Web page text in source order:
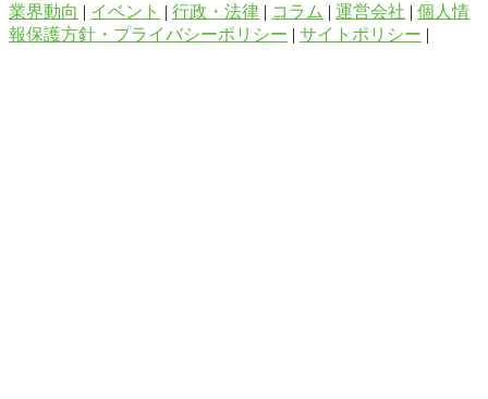
業界動向 | イベント | 行政・法律 | コラム | 運営会社 | 個人情
報保護方針・プライバシーポリシー | サイトポリシー |